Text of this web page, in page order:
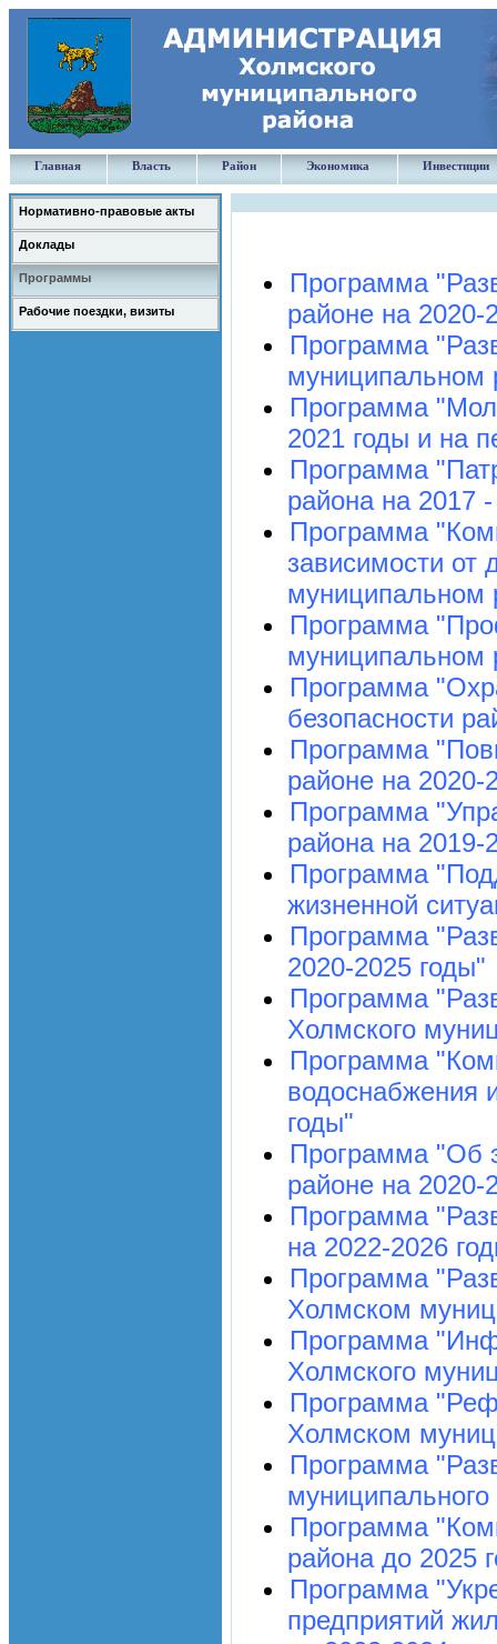
Главная Власть Район Экономика Инвестиции
Нормативно-правовые акты
Доклады
Программы
Рабочие поездки, визиты
Программа
районе на 2020-
Программа
муниципальном
Программа
2021 годы и на
Программа
района на 2017
Программа
зависимости от
муниципальном
Программа
муниципальном
Программа
безопасности
Программа
районе на 2020-
Программа
района на 2019-
Программа
жизненной
Программа
2020-2025 годы"
Программа
Холмского
Программа
водоснабжения
годы"
Программа "Об
районе на 2020-
Программа
на 2022-2026
Программа
Холмском
Программа
Холмского
Программа
Холмском
Программа
Программа
района до 2025
Программа
предприятий